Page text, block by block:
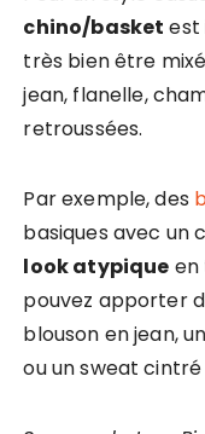
chino/basket est
très bien être
jean, flanelle,
retroussées.
Par exemple, des
basiques avec un
look atypique en
pouvez apporter
blouson en jean,
ou un sweat